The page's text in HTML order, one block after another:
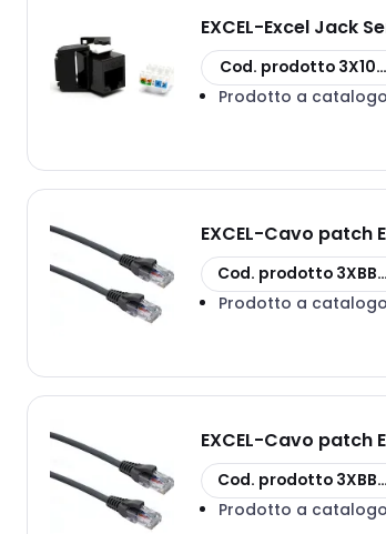
EXCEL-Excel Jack
copiaCod. prodotto
Prodotto a catalogo
EXCEL-Cavo patch
copia
Cod. prodotto
Prodotto a catalogo
EXCEL-Cavo patch
copia
Cod. prodotto
Prodotto a catalogo